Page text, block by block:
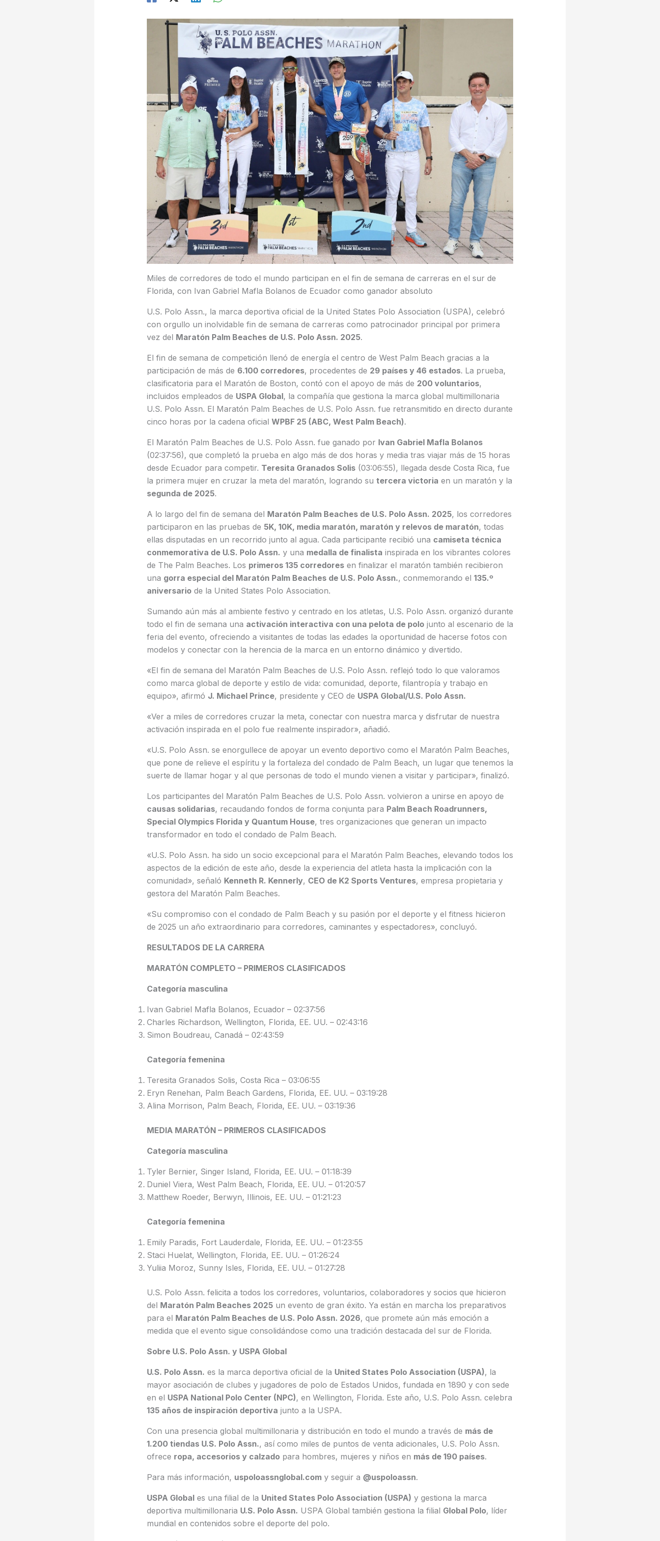
Miles de corredores de todo el mundo participan en el fin de semana de carreras en el sur de
Florida, con Ivan Gabriel Mafla Bolanos de Ecuador como ganador absoluto
U.S. Polo Assn., la marca deportiva oficial de la United States Polo Association (USPA), celebró
con orgullo un inolvidable fin de semana de carreras como patrocinador principal por primera
vez del Maratón Palm Beaches de U.S. Polo Assn. 2025.
El fin de semana de competición llenó de energía el centro de West Palm Beach gracias a la
participación de más de 6.100 corredores, procedentes de 29 países y 46 estados. La prueba,
clasificatoria para el Maratón de Boston, contó con el apoyo de más de 200 voluntarios,
incluidos empleados de USPA Global, la compañía que gestiona la marca global multimillonaria
U.S. Polo Assn. El Maratón Palm Beaches de U.S. Polo Assn. fue retransmitido en directo durante
cinco horas por la cadena oficial WPBF 25 (ABC, West Palm Beach).
El Maratón Palm Beaches de U.S. Polo Assn. fue ganado por Ivan Gabriel Mafla Bolanos
(02:37:56), que completó la prueba en algo más de dos horas y media tras viajar más de 15 horas
desde Ecuador para competir. Teresita Granados Solis(03:06:55), llegada desde Costa Rica, fue
la primera mujer en cruzar la meta del maratón, logrando su tercera victoria en un maratón y la
segunda de 2025.
A lo largo del fin de semana del Maratón Palm Beaches de U.S. Polo Assn. 2025, los corredores
participaron en las pruebas de 5K, 10K, media maratón, maratón y relevos de maratón, todas
ellas disputadas en un recorrido junto al agua. Cada participante recibió una camiseta técnica
conmemorativa de U.S. Polo Assn. y una medalla de finalista inspirada en los vibrantes colores
de The Palm Beaches. Los primeros 135 corredoresen finalizar el maratón también recibieron
una gorra especial del Maratón Palm Beaches de U.S. Polo Assn., conmemorando el 135.º
aniversariode la United States Polo Association.
Sumando aún más al ambiente festivo y centrado en los atletas, U.S. Polo Assn. organizó durante
todo el fin de semana una activación interactiva con una pelota de polojunto al escenario de la
feria del evento, ofreciendo a visitantes de todas las edades la oportunidad de hacerse fotos con
modelos y conectar con la herencia de la marca en un entorno dinámico y divertido.
«El fin de semana del Maratón Palm Beaches de U.S. Polo Assn. reflejó todo lo que valoramos
como marca global de deporte y estilo de vida: comunidad, deporte, filantropía y trabajo en
equipo», afirmó J. Michael Prince, presidente y CEO de USPA Global/U.S. Polo Assn.
«Ver a miles de corredores cruzar la meta, conectar con nuestra marca y disfrutar de nuestra
activación inspirada en el polo fue realmente inspirador», añadió.
«U.S. Polo Assn. se enorgullece de apoyar un evento deportivo como el Maratón Palm Beaches,
que pone de relieve el espíritu y la fortaleza del condado de Palm Beach, un lugar que tenemos la
suerte de llamar hogar y al que personas de todo el mundo vienen a visitar y participar», finalizó.
Los participantes del Maratón Palm Beaches de U.S. Polo Assn. volvieron a unirse en apoyo de
causas solidarias, recaudando fondos de forma conjunta para Palm Beach Roadrunners,
Special Olympics Florida y Quantum House, tres organizaciones que generan un impacto
transformador en todo el condado de Palm Beach.
«U.S. Polo Assn. ha sido un socio excepcional para el Maratón Palm Beaches, elevando todos los
aspectos de la edición de este año, desde la experiencia del atleta hasta la implicación con la
comunidad», señaló Kenneth R. Kennerly, CEO de K2 Sports Ventures, empresa propietaria y
gestora del Maratón Palm Beaches.
«Su compromiso con el condado de Palm Beach y su pasión por el deporte y el fitness hicieron
de 2025 un año extraordinario para corredores, caminantes y espectadores», concluyó.
RESULTADOS DE LA CARRERA
MARATÓN COMPLETO – PRIMEROS CLASIFICADOS
Categoría masculina
Ivan Gabriel Mafla Bolanos, Ecuador – 02:37:56
Charles Richardson, Wellington, Florida, EE. UU. – 02:43:16
Simon Boudreau, Canadá – 02:43:59
Categoría femenina
Teresita Granados Solis, Costa Rica – 03:06:55
Eryn Renehan, Palm Beach Gardens, Florida, EE. UU. – 03:19:28
Alina Morrison, Palm Beach, Florida, EE. UU. – 03:19:36
MEDIA MARATÓN – PRIMEROS CLASIFICADOS
Categoría masculina
Tyler Bernier, Singer Island, Florida, EE. UU. – 01:18:39
Duniel Viera, West Palm Beach, Florida, EE. UU. – 01:20:57
Matthew Roeder, Berwyn, Illinois, EE. UU. – 01:21:23
Categoría femenina
Emily Paradis, Fort Lauderdale, Florida, EE. UU. – 01:23:55
Staci Huelat, Wellington, Florida, EE. UU. – 01:26:24
Yuliia Moroz, Sunny Isles, Florida, EE. UU. – 01:27:28
U.S. Polo Assn. felicita a todos los corredores, voluntarios, colaboradores y socios que hicieron
del Maratón Palm Beaches 2025un evento de gran éxito. Ya están en marcha los preparativos
para el Maratón Palm Beaches de U.S. Polo Assn. 2026, que promete aún más emoción a
medida que el evento sigue consolidándose como una tradición destacada del sur de Florida.
Sobre U.S. Polo Assn. y USPA Global
U.S. Polo Assn. es la marca deportiva oficial de la United States Polo Association (USPA), la
mayor asociación de clubes y jugadores de polo de Estados Unidos, fundada en 1890 y con sede
en el USPA National Polo Center (NPC), en Wellington, Florida. Este año, U.S. Polo Assn. celebra
135 años de inspiración deportiva junto a la USPA.
Con una presencia global multimillonaria y distribución en todo el mundo a través de más de
1.200 tiendas U.S. Polo Assn., así como miles de puntos de venta adicionales, U.S. Polo Assn.
ofrece ropa, accesorios y calzadopara hombres, mujeres y niños en más de 190 países.
Para más información, uspoloassnglobal.comy seguir a @uspoloassn.
USPA Globales una filial de la United States Polo Association (USPA) y gestiona la marca
deportiva multimillonaria U.S. Polo Assn. USPA Global también gestiona la filial Global Polo, líder
mundial en contenidos sobre el deporte del polo.